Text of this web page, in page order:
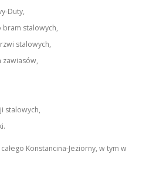
Duty,
stalowych,
stalowych,
zawiasów,
stalowych,
Konstancina-Jeziorny, w tym w